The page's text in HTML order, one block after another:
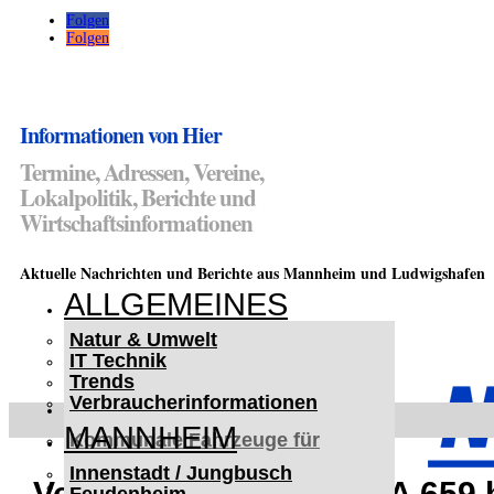
Folgen
Folgen
Informationen von Hier
Termine, Adressen, Vereine,
Lokalpolitik, Berichte und
Wirtschaftsinformationen
Aktuelle Nachrichten und Berichte aus Mannheim und Ludwigshafen
ALLGEMEINES
Natur & Umwelt
IT Technik
Trends
Verbraucherinformationen
MANNHEIM
Innenstadt / Jungbusch
< UKRAINE >
Kommunale Fahrzeuge für
Czernowitz
Nutzfahrzeuge für Czernowitz